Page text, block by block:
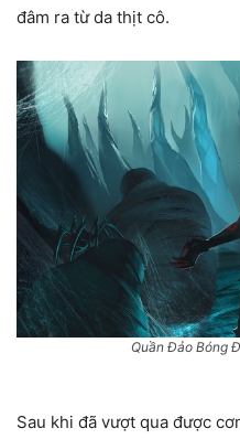
đâm ra từ da thịt cô.
Quần Đảo Bóng
Sau khi đã vượt qua được